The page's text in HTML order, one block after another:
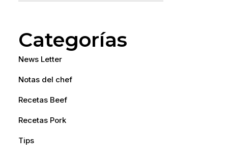
Categorías
News Letter
Notas del chef
Recetas Beef
Recetas Pork
Tips